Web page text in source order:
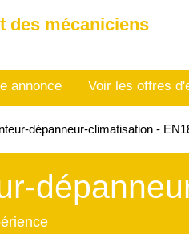
des mécaniciens
annonce Voir les offres
dépanneur-climatisation -